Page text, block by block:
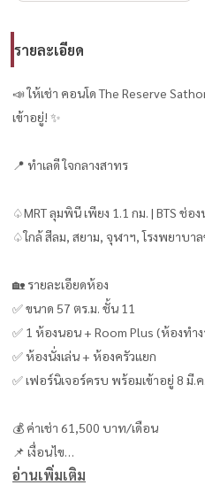
รายละเอียด
📣 ให้เช่า คอนโด The Reserve
เข้าอยู่! ✨
📍 ทำเลดี ใจกลางสาทร
♤MRT ลุมพินี เพียง 1.1 กม. | BTS ช่อ
♤ใกล้ สีลม, สยาม, จุฬาฯ, โรงพยาบา
🏡 รายละเอียดห้อง
✅ ขนาด 57 ตร.ม. ชั้น 11
✅ 1 ห้องนอน + Room Plus (ห้องทำ
✅ ห้องนั่งเล่น + ห้องครัวแยก
✅ เฟอร์นิเจอร์ครบ พร้อมเข้าอยู่ 8 มี.
💰 ค่าเช่า 61,500 บาท/เดือน
📌 เงื่อนไข
●มัดจำ 2 เดือน + ล่วงหน้า 1 เดือน
อ่านเพิ่มเติม